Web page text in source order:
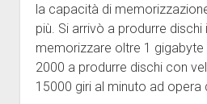
la capacità di
più. Si arrivò a produrre dischi
memorizzare oltre 1 gigabyte
2000 a produrre dischi con
15000 giri al minuto ad opera